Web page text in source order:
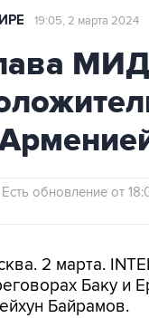
19:05, 2 марта 2024
Есть обновление от
2 марта.
Баку и
Байрамов.